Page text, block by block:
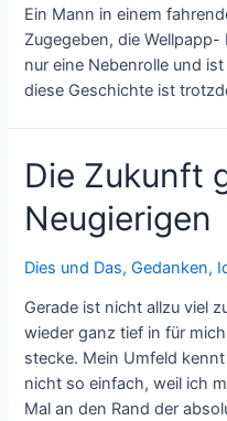
Ein Mann in einem
Zugegeben, die
nur eine Nebenrolle und
diese Geschichte ist
Die Zukunft
Neugierigen
Dies und Das,Gedanken,
Gerade ist nicht allzu viel
wieder ganz tief in für
stecke. Mein Umfeld
nicht so einfach, weil ich
Mal an den Rand der